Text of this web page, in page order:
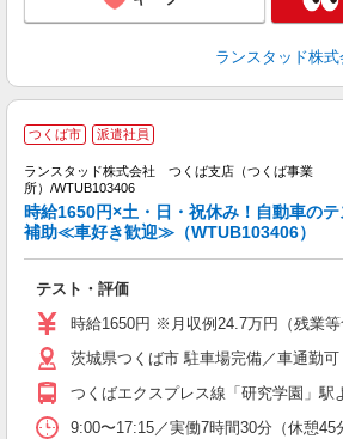
ランスタッド株式
つくば市 派遣社員
ランスタッド株式会社 つくば支店（つくば事業
所）/WTUB103406
時給1650円×土・日・祝休み！自動車のテ
補助≪車好き歓迎≫（WTUB103406）
テスト・評価
時給1650円 ※月収例24.7万円（残業
茨城県つくば市 駐車場完備／車通勤可
つくばエクスプレス線「研究学園」
9:00〜17:15／実働7時間30分（休憩